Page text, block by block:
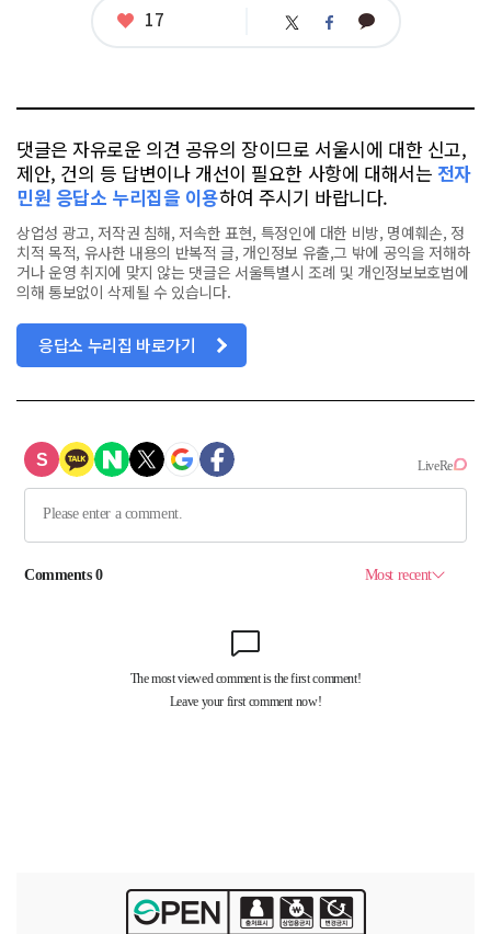
좋
17 트 페 카
댓글은 자유로운 의견 공유의 장이므로 서울시에 대한 신고,
제안, 건의 등 답변이나 개선이 필요한 사항에 대해서는 전자
민원 응답소 누리집을 이용하여 주시기 바랍니다.
상업성 광고, 저작권 침해, 저속한 표현, 특정인에 대한 비방, 명예훼손, 정
치적 목적, 유사한 내용의 반복적 글, 개인정보 유출,그 밖에 공익을 저해하
거나 운영 취지에 맞지 않는 댓글은 서울특별시 조례 및 개인정보보호법에
의해 통보없이 삭제될 수 있습니다.
응답소 누리집 바로가기